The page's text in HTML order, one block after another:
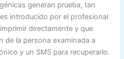
generan prueba, tan
introducido por el profesional
directamente y que
de la persona examinada a
y un SMS para recuperarlo.